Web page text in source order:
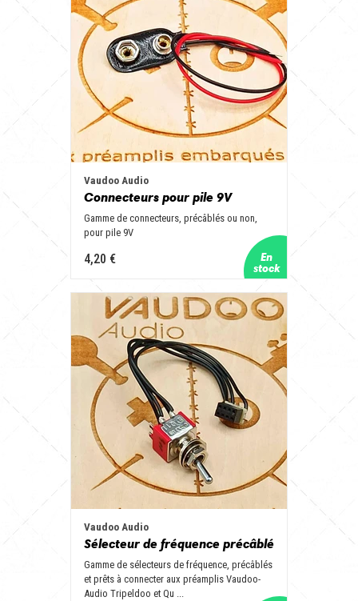
Vaudoo Audio
Connecteurs pour pile 9V
Gamme de connecteurs, précâblés ou non,
pour pile 9V
4,20 €
Vaudoo Audio
Sélecteur de fréquence précâblé
Gamme de sélecteurs de fréquence, précâblés
et prêts à connecter aux préamplis Vaudoo-
Audio Tripeldoo et Qu ...